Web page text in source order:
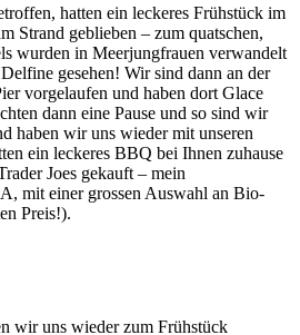
hatten ein leckeres Frühstück im
Strand geblieben – zum quatschen,
wurden in Meerjungfrauen verwandelt
gesehen! Wir sind dann an der
vorgelaufen und haben dort Glace
dann eine Pause und so sind wir
haben wir uns wieder mit unseren
ein leckeres BBQ bei Ihnen zuhause
Joes gekauft – mein
mit einer grossen Auswahl an Bio-
Preis!).
wir uns wieder zum Frühstück